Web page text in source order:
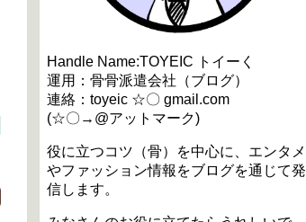
Handle Name:TOYEIC トイーく
運用：骨骨派遣会社（ブログ）
連絡：toyeic ☆〇 gmail.com
(☆〇→@アットマーク)
役に立つコツ（骨）を中心に、エンタメ
やファッション情報をブログを通じて発
信します。